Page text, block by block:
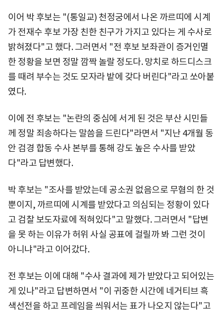
이어 박 후보는 "(통일교) 천정궁에서 나온 까르띠에 시계
가 전재수 후보 가장 친한 친구가 가지고 있다는 게 수사로
밝혀졌다"고 했다. 그러면서 "전 후보 보좌관이 증거인멸
한 정황을 보면 정말 깜짝 놀랄 정도다. 망치로 하드디스크
를 때려 부수는 것도 모자라 밭에 갖다 버린다"라고 쏘아붙
였다.
이에 전 후보는 "논란의 중심에 서게 된 것은 부산 시민들
께 정말 죄송하다는 말씀을 드린다"라면서 "지난 4개월 동
안 검경 합동 수사 본부를 통해 강도 높은 수사를 받았
다"라고 답변했다.
박 후보는 "조사를 받았는데 공소권 없음으로 무혐의 한 것
뿐이지, 까르띠에 시계를 받았다고 의심되는 정황이 있다
고 검찰 보도자료에 적혀있다"고 말했다. 그러면서 "답변
을 못 하는 이유가 허위 사실 공표에 걸릴까 봐 그런 것이
아니냐"라고 이어갔다.
전 후보는 이에 대해 "수사 결과에 제가 받았다고 되어있는
게 있나"라고 답변하면서 "이 귀중한 시간에 네거티브 흑
색선전을 하고 프레임을 씌워서는 표가 나오지 않는다"고